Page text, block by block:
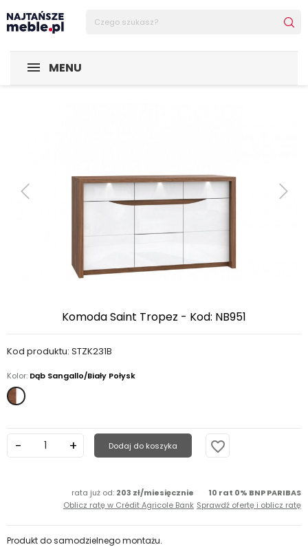
MENU
Sklep Najtańsze-meble
Komoda Saint Tropez - Kod: NB951
Kod produktu: STZK231B
Kolor: Dąb Sangallo/Biały Połysk
Dąb
Dodaj do koszyka favorite_border
rata już od: 203 zł/miesięcznie
Oblicz ratę w Crédit Agricole Bank
10 rat 0% BNP PARIBAS
Sprawdź ofertę i oblicz ratę
Produkt do samodzielnego montażu.